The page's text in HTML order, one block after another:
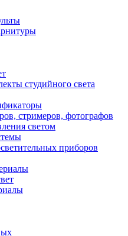
студийного света
стримеров, фотографов
светом
приборов